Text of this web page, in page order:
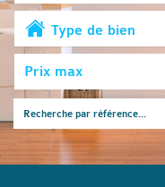
Type de bien